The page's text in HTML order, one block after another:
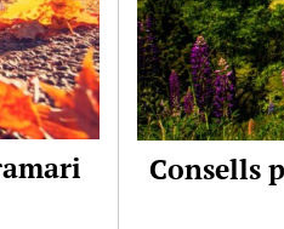
Consells